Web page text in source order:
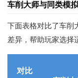
车削大师与同类模
下面表格对比了车削
差异，帮助玩家选择
对比